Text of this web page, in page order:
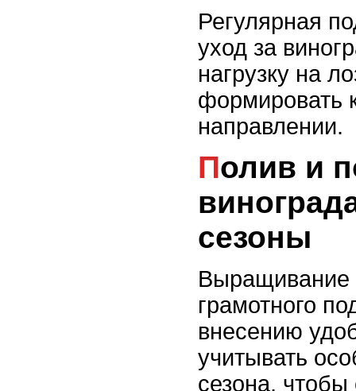
Регулярная
уход за
нагрузку на
формировать
направлении.
Полив и подкормка
сезоны
Выращивание
грамотного
внесению
учитывать
сезона,